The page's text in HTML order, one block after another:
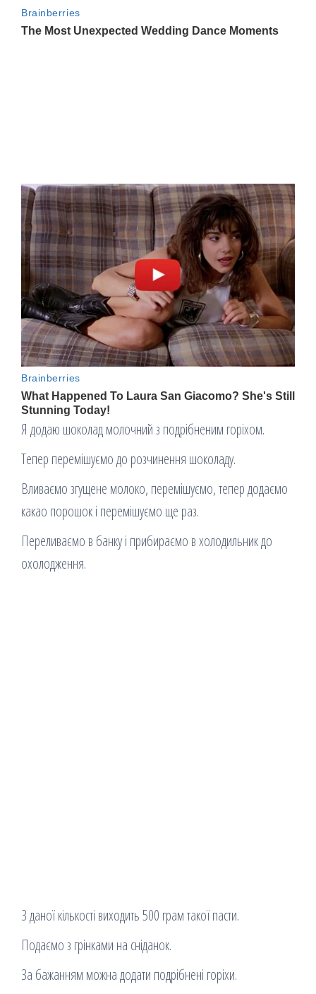
Я додаю шоколад молочний з подрібненим горіхом.
Тепер перемішуємо до розчинення шоколаду.
Вливаємо згущене молоко, перемішуємо, тепер додаємо
какао порошок і перемішуємо ще раз.
Переливаємо в банку і прибираємо в холодильник до
охолодження.
З даної кількості виходить 500 грам такої пасти.
Подаємо з грінками на сніданок.
За бажанням можна додати подрібнені горіхи.